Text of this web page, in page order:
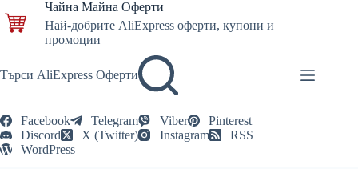
to
content
Чайна Майна Оферти
Най-добрите AliExpress оферти, купони и
промоции
Търси AliExpress Оферти
Facebook Telegram Viber
Pinterest
Discord
X (Twitter) Instagram
RSS
WordPress